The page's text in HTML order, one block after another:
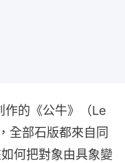
作的《公牛》（Le
全部石版都來自同
何把對象由具象變